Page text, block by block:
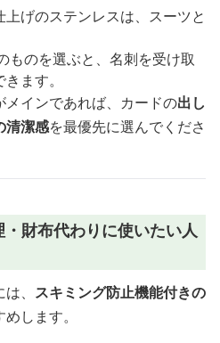
げのステンレスは、スーツと
ものを選ぶと、名刺を受け取
ます。
インであれば、カードの出し
清潔感を最優先に選んでくださ
財布代わりに使いたい人
、 スキミング防止機能付きの
します。